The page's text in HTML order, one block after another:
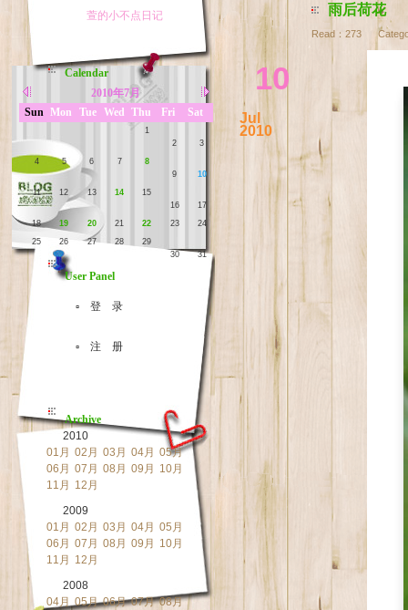
10
Jul
2010
雨后荷花
Read： 273
Calendar
2010年7月
Sun Mon Tue Wed Thu Fri Sat
1
2
3
4
5 6 7
8
9
10
11
12 13 14
15
16
17
18
19 20 21 22 23
24
25
26 27 28
29
30
31
User Panel
▫ 登 录
▫ 注 册
Archive
2010
01月 02月 03月 04月 05月
06月 07月 08月 09月
10月
11月
12月
2009
01月 02月 03月 04月 05月
06月 07月 08月 09月
10月
11月
12月
2008
04月 05月 06月 07月 08月